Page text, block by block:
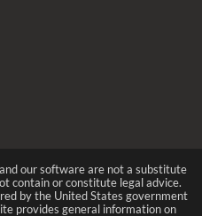
our software are not a substitute
contain or constitute legal advice.
by the United States government
provides general information on